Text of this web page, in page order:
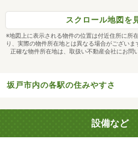
スクロール地図を
※地図上に表示される物件の位置は付近住所に所
り、実際の物件所在地とは異なる場合がございま
正確な物件所在地は、取扱い不動産会社にお問
坂戸市内の各駅の住みやすさ
設備など